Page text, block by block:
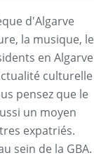
la musique, le
en Algarve
culturelle
pensez que le
un moyen
expatriés.
sein de la GBA.